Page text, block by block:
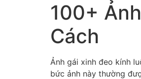
100+
Cách
Ảnh gái xinh đeo kính
bức ảnh này thường